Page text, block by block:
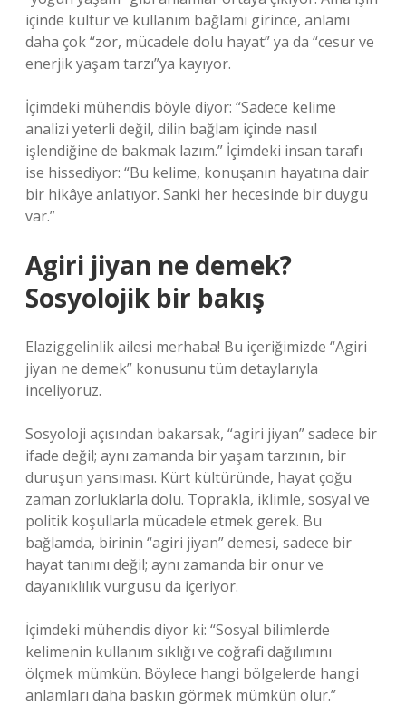
içinde kültür ve kullanım bağlamı girince, anlamı
daha çok “zor, mücadele dolu hayat” ya da “cesur ve
enerjik yaşam tarzı”ya kayıyor.
İçimdeki mühendis böyle diyor: “Sadece kelime
analizi yeterli değil, dilin bağlam içinde nasıl
işlendiğine de bakmak lazım.” İçimdeki insan tarafı
ise hissediyor: “Bu kelime, konuşanın hayatına dair
bir hikâye anlatıyor. Sanki her hecesinde bir duygu
var.”
Agiri jiyan ne demek?
Sosyolojik bir bakış
Elaziggelinlik ailesi merhaba! Bu içeriğimizde “Agiri
jiyan ne demek” konusunu tüm detaylarıyla
inceliyoruz.
Sosyoloji açısından bakarsak, “agiri jiyan” sadece bir
ifade değil; aynı zamanda bir yaşam tarzının, bir
duruşun yansıması. Kürt kültüründe, hayat çoğu
zaman zorluklarla dolu. Toprakla, iklimle, sosyal ve
politik koşullarla mücadele etmek gerek. Bu
bağlamda, birinin “agiri jiyan” demesi, sadece bir
hayat tanımı değil; aynı zamanda bir onur ve
dayanıklılık vurgusu da içeriyor.
İçimdeki mühendis diyor ki: “Sosyal bilimlerde
kelimenin kullanım sıklığı ve coğrafi dağılımını
ölçmek mümkün. Böylece hangi bölgelerde hangi
anlamları daha baskın görmek mümkün olur.”